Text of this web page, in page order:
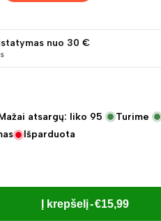
nuo 30 €
atsargų: liko 95 Turime
Išparduota
Į krepšelį-€15,99